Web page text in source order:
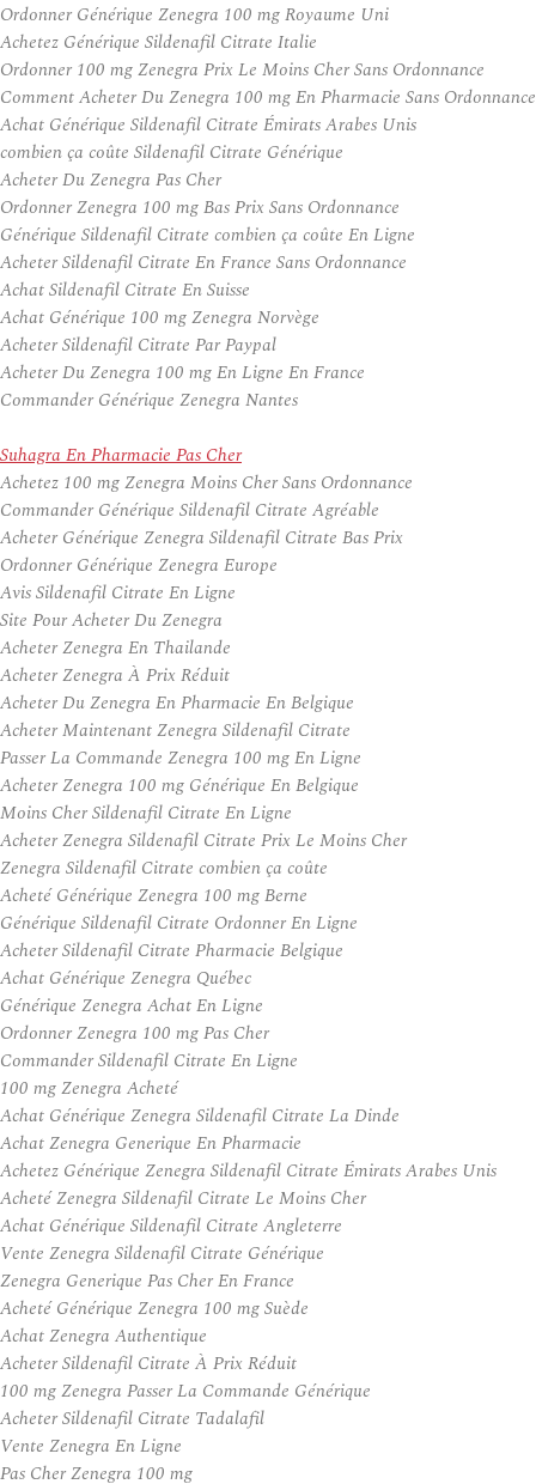
Ordonner Générique Zenegra 100 mg Royaume Uni
Achetez Générique Sildenafil Citrate Italie
Ordonner 100 mg Zenegra Prix Le Moins Cher Sans Ordonnance
Comment Acheter Du Zenegra 100 mg En Pharmacie Sans Ordonnance
Achat Générique Sildenafil Citrate Émirats Arabes Unis
combien ça coûte Sildenafil Citrate Générique
Acheter Du Zenegra Pas Cher
Ordonner Zenegra 100 mg Bas Prix Sans Ordonnance
Générique Sildenafil Citrate combien ça coûte En Ligne
Acheter Sildenafil Citrate En France Sans Ordonnance
Achat Sildenafil Citrate En Suisse
Achat Générique 100 mg Zenegra Norvège
Acheter Sildenafil Citrate Par Paypal
Acheter Du Zenegra 100 mg En Ligne En France
Commander Générique Zenegra Nantes
Suhagra En Pharmacie Pas Cher
Achetez 100 mg Zenegra Moins Cher Sans Ordonnance
Commander Générique Sildenafil Citrate Agréable
Acheter Générique Zenegra Sildenafil Citrate Bas Prix
Ordonner Générique Zenegra Europe
Avis Sildenafil Citrate En Ligne
Site Pour Acheter Du Zenegra
Acheter Zenegra En Thailande
Acheter Zenegra À Prix Réduit
Acheter Du Zenegra En Pharmacie En Belgique
Acheter Maintenant Zenegra Sildenafil Citrate
Passer La Commande Zenegra 100 mg En Ligne
Acheter Zenegra 100 mg Générique En Belgique
Moins Cher Sildenafil Citrate En Ligne
Acheter Zenegra Sildenafil Citrate Prix Le Moins Cher
Zenegra Sildenafil Citrate combien ça coûte
Acheté Générique Zenegra 100 mg Berne
Générique Sildenafil Citrate Ordonner En Ligne
Acheter Sildenafil Citrate Pharmacie Belgique
Achat Générique Zenegra Québec
Générique Zenegra Achat En Ligne
Ordonner Zenegra 100 mg Pas Cher
Commander Sildenafil Citrate En Ligne
100 mg Zenegra Acheté
Achat Générique Zenegra Sildenafil Citrate La Dinde
Achat Zenegra Generique En Pharmacie
Achetez Générique Zenegra Sildenafil Citrate Émirats Arabes Unis
Acheté Zenegra Sildenafil Citrate Le Moins Cher
Achat Générique Sildenafil Citrate Angleterre
Vente Zenegra Sildenafil Citrate Générique
Zenegra Generique Pas Cher En France
Acheté Générique Zenegra 100 mg Suède
Achat Zenegra Authentique
Acheter Sildenafil Citrate À Prix Réduit
100 mg Zenegra Passer La Commande Générique
Acheter Sildenafil Citrate Tadalafil
Vente Zenegra En Ligne
Pas Cher Zenegra 100 mg